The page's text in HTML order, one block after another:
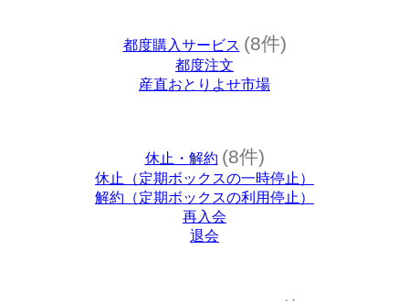
都度購入サービス (8件)
都度注文
産直おとりよせ市場
休止・解約 (8件)
休止（定期ボックスの一時停止）
解約（定期ボックスの利用停止）
再入会
退会